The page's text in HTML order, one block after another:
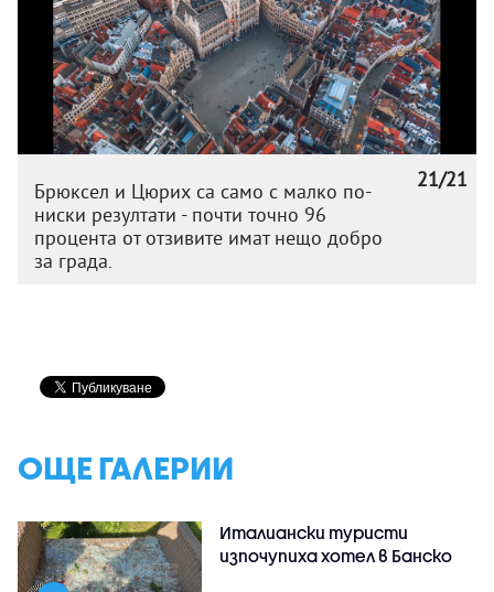
21/21
Брюксел и Цюрих са само с малко по-
ниски резултати - почти точно 96
процента от отзивите имат нещо добро
за града.
ОЩЕ ГАЛЕРИИ
Италиански туристи
изпочупиха хотел в Банско